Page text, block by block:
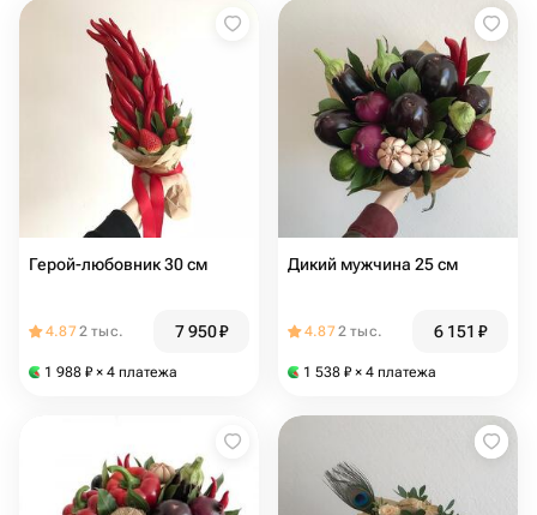
Герой-любовник 30 см
4.872 тыс. 7 950₽
1 988 ₽ × 4 платежа
Дикий мужчина 25 см
4.872 тыс. 6 151 ₽
1 538 ₽ × 4 платежа